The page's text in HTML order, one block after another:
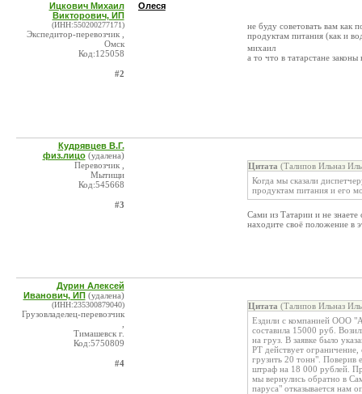
Ицкович Михаил
Викторович, ИП
(ИНН:550200277171)
Экспедитор-перевозчик ,
Омск
Код:125058
#2
Олеся
не буду советовать вам как
продуктам питания (как и
михаил
а то что в татарстане
Кудрявцев В.Г.
физ.лицо (удалена)
Перевозчик ,
Мытищи
Код:545668
#3
Цитата (Талипов Ильназ
Когда мы сказали
продуктам питания и его
Сами из Татарии и не
находите своё положение в
Дурин Алексей
Иванович, ИП (удалена)
(ИНН:235300879040)
Грузовладелец-перевозчик
Тимашевск г.
Код:5750809
#4
Цитата (Талипов Ильназ
Ездили с компанией ООО
составила 15000 руб.
на груз. В заявке было
РТ действует
грузить 20 тонн". Поверив
штраф на 18 000 рублей.
мы вернулись обратно в
паруса" отказывается нам